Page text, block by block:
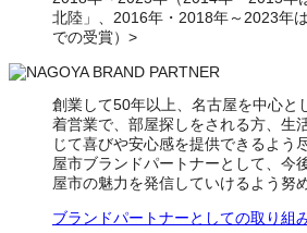
北陸」、2016年・2018年～2023年
での受賞）>
創業して50年以上、名古屋を中心と
着営業で、部屋探しをされる方、生
じて喜びや安心感を提供できるよう
屋市ブランドパートナーとして、今
屋市の魅力を発信していけるよう努
ブランドパートナーとしての取り組